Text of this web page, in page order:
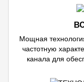
Мощная
частотную
канала для